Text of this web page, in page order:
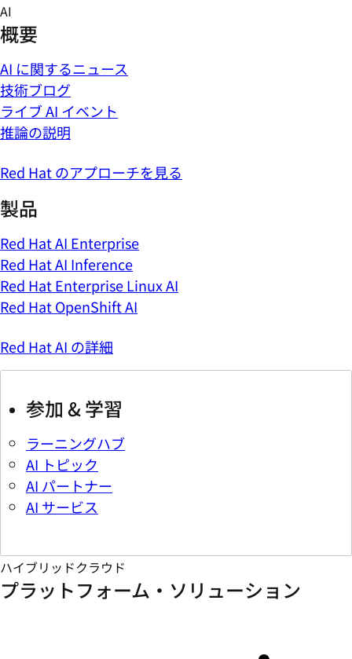
Skip
to
content
AI
概要
AI に関するニュース
技術ブログ
ライブ AI イベント
推論の説明
Red Hat のアプローチを見る
製品
Red Hat AI Enterprise
Red Hat AI Inference
Red Hat Enterprise Linux AI
Red Hat OpenShift AI
Red Hat AI の詳細
参加 & 学習
ラーニングハブ
AI トピック
AI パートナー
AI サービス
ハイブリッドクラウド
プラットフォーム・ソリューション